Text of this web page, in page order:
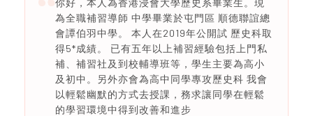
你好，本人為香港浸會大學歷史系畢業生。現
為全職補習導師 中學畢業於屯門區 順德聯誼總
會譚伯羽中學。 本人在2019年公開試 歷史科取
得5*成績。 已有五年以上補習經驗包括上門私
補、補習社及到校輔導班等，學生主要為高小
及初中。另外亦會為高中同學專攻歷史科 我會
以輕鬆幽默的方式去授課，務求讓同學在輕鬆
的學習環境中得到改善和進步